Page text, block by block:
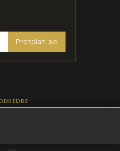
Pretplati se